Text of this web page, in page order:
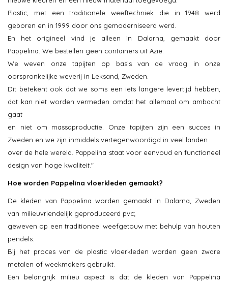
Plastic, met een traditionele weeftechniek die in 1948 werd
geboren en in 1999 door ons gemoderniseerd werd.
En het origineel vind je alleen in Dalarna, gemaakt door
Pappelina. We bestellen geen containers uit Azië.
We weven onze tapijten op basis van de vraag in onze
oorspronkelijke weverij in Leksand, Zweden.
Dit betekent ook dat we soms een iets langere levertijd hebben,
dat kan niet worden vermeden omdat het allemaal om ambacht
gaat
en niet om massaproductie. Onze tapijten zijn een succes in
Zweden en we zijn inmiddels vertegenwoordigd in veel landen
over de hele wereld. Pappelina staat voor eenvoud en functioneel
design van hoge kwaliteit."
Hoe worden Pappelina vloerkleden gemaakt?
De kleden van Pappelina worden gemaakt in Dalarna, Zweden
van milieuvriendelijk geproduceerd pvc;
geweven op een traditioneel weefgetouw met behulp van houten
pendels.
Bij het proces van de plastic vloerkleden worden geen zware
metalen of weekmakers gebruikt.
Een belangrijk milieu aspect is dat de kleden van Pappelina